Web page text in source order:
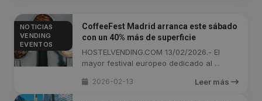
NOTICIAS
VENDING
EVENTOS
CoffeeFest Madrid arranca este sábado
con un 40% más de superficie
HOSTELVENDING.COM 13/02/2026.- El
mayor festival europeo dedicado al ...
2026-02-13 Leer más